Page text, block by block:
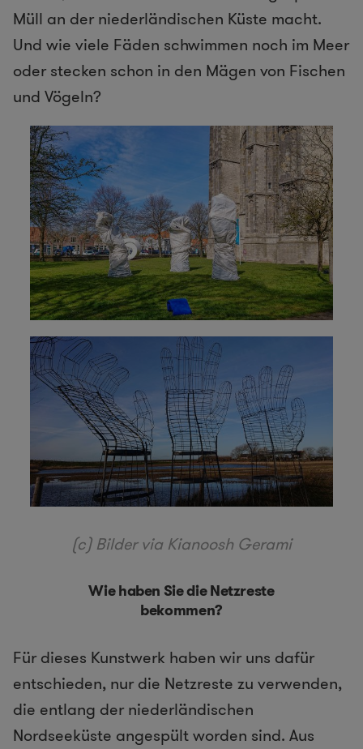
Müll an der niederländischen Küste macht.
Und wie viele Fäden schwimmen noch im Meer
oder stecken schon in den Mägen von Fischen
und Vögeln?
(c) Bilder via Kianoosh Gerami
Wie haben Sie die Netzreste
bekommen?
Für dieses Kunstwerk haben wir uns dafür
entschieden, nur die Netzreste zu verwenden,
die entlang der niederländischen
Nordseeküste angespült worden sind. Aus